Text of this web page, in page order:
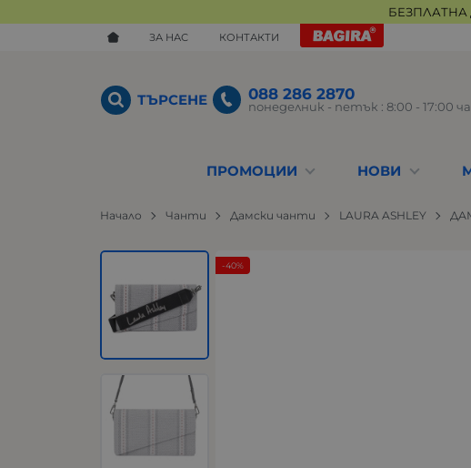
БЕЗПЛАТНА
ЗА НАС КОНТАКТИ
ТЪРСЕНЕ 088 286 2870
понеделник - петък : 8:00 - 17:00
ПРОМОЦИИ НОВИ
Начало Чанти Дамски чанти LAURA ASHLEY
-40%